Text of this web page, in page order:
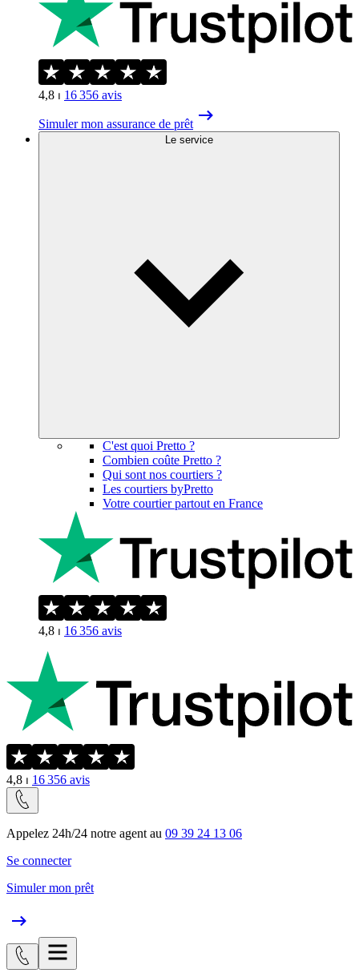
4,8 ⏐ 16 356 avis
Simuler mon assurance de prêt
Le service
C'est quoi Pretto ?
Combien coûte Pretto ?
Qui sont nos courtiers ?
Les courtiers byPretto
Votre courtier partout en France
4,8 ⏐ 16 356 avis
4,8 ⏐ 16 356 avis
Appelez 24h/24 notre agent au 09 39 24 13 06
Se connecter
Simuler mon prêt